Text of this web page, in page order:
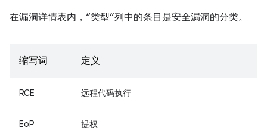
在漏洞详情表内，“类型”列中的条目是安全漏洞的分类。
缩写词 定义
RCE 远程代码执行
EoP 提权